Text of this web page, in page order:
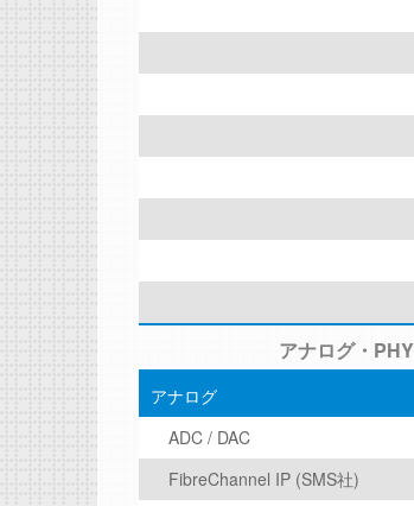
アナログ・PHY
アナログ
ADC / DAC
FibreChannel IP (SMS社)